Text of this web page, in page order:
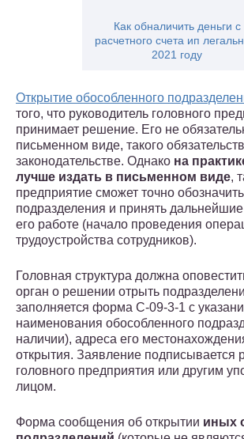
Как обналичить деньги с
расчетного счета ип
2021 году
Открытие обособленного
того, что руководитель головного
принимает решение. Его не
письменном виде, такого
законодательстве. Однако на
лучше издать в письменном виде,
предприятие сможет точно
подразделения и принять
его работе (начало проведения
трудоустройства сотрудников).
Головная структура должна
орган о решении отрыть
заполняется форма С-09-3-1 с
наименования обособленного
наличии), адреса его
открытия. Заявление подписывается
головного предприятия или другим
лицом.
Форма сообщения об открытии иных